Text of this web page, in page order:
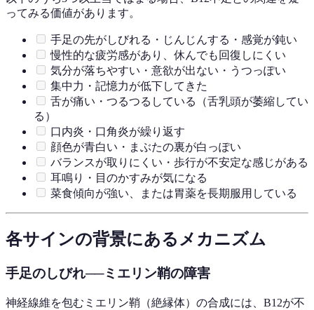
ってみる価値があります。
手足の先がしびれる・じんじんする・感覚が鈍い
慢性的な疲労感があり、休んでも回復しにくい
気分が落ちやすい・意欲が出ない・うつっぽい
集中力・記憶力が低下してきた
舌が痛い・つるつるしている（舌乳頭が萎縮してい
る）
口内炎・口角炎が繰り返す
顔色が青白い・まぶたの裏が白っぽい
バランスが取りにくい・歩行が不安定な感じがある
耳鳴り・目のかすみが気になる
菜食傾向が強い、または胃薬を長期服用している
各サインの背景にあるメカニズム
手足のしびれ──ミエリン鞘の障害
神経線維を包むミエリン鞘（絶縁体）の合成には、B12が不